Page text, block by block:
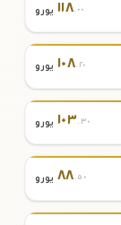
١١٨.٠٠ يورو
١٠٨.٢٠ يورو
١٠٣.٣٠ يورو
٨٨.٥٠ يورو